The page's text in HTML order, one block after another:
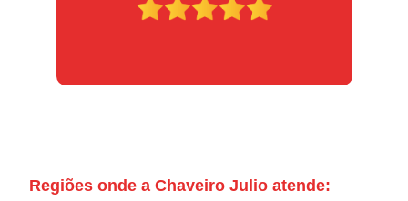
Regiões onde a Chaveiro Julio atende: